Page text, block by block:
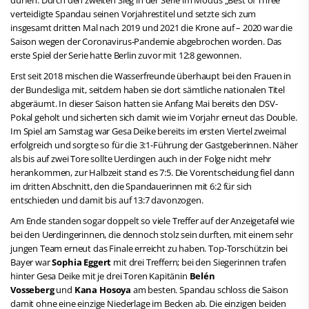
verteidigte Spandau seinen Vorjahrestitel und setzte sich zum
insgesamt dritten Mal nach 2019 und 2021 die Krone auf – 2020 war die
Saison wegen der Coronavirus-Pandemie abgebrochen worden. Das
erste Spiel der Serie hatte Berlin zuvor mit 12:8 gewonnen.
Erst seit 2018 mischen die Wasserfreunde überhaupt bei den Frauen in
der Bundesliga mit, seitdem haben sie dort sämtliche nationalen Titel
abgeräumt. In dieser Saison hatten sie Anfang Mai bereits den DSV-
Pokal geholt und sicherten sich damit wie im Vorjahr erneut das Double.
Im Spiel am Samstag war Gesa Deike bereits im ersten Viertel zweimal
erfolgreich und sorgte so für die 3:1-Führung der Gastgeberinnen. Näher
als bis auf zwei Tore sollte Uerdingen auch in der Folge nicht mehr
herankommen, zur Halbzeit stand es 7:5. Die Vorentscheidung fiel dann
im dritten Abschnitt, den die Spandauerinnen mit 6:2 für sich
entschieden und damit bis auf 13:7 davonzogen.
Am Ende standen sogar doppelt so viele Treffer auf der Anzeigetafel wie
bei den Uerdingerinnen, die dennoch stolz sein durften, mit einem sehr
jungen Team erneut das Finale erreicht zu haben. Top-Torschützin bei
Bayer warSophia Eggert mit drei Treffern; bei den Siegerinnen trafen
hinter Gesa Deike mit je drei Toren Kapitänin Belén
Vossebergund Kana Hosoya am besten. Spandau schloss die Saison
damit ohne eine einzige Niederlage im Becken ab. Die einzigen beiden